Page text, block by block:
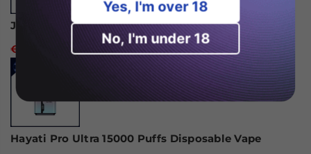
JNR Alien 10000 Puffs Engangs Vape
€18,99
Hayati Pro Ultra 15000 Puffs Disposable Vape
Yes, I'm over 18
No, I'm under 18